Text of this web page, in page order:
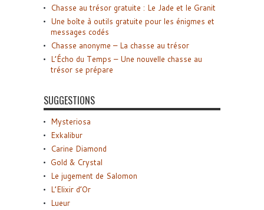
Chasse au trésor gratuite : Le Jade et le Granit
Une boîte à outils gratuite pour les énigmes et
messages codés
Chasse anonyme – La chasse au trésor
L’Écho du Temps – Une nouvelle chasse au
trésor se prépare
SUGGESTIONS
Mysteriosa
Exkalibur
Carine Diamond
Gold & Crystal
Le jugement de Salomon
L’Elixir d’Or
Lueur